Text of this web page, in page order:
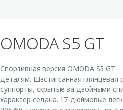
OMODA S5 GT
Спортивная версия OMODA S5 GT
деталям. Шестигранная
суппорты, скрытые за двойными
характер седана. 17-дюймовые